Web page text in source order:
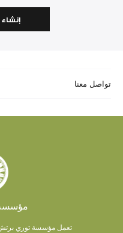
تواصل معنا
تعمل مؤسسة توري برتش